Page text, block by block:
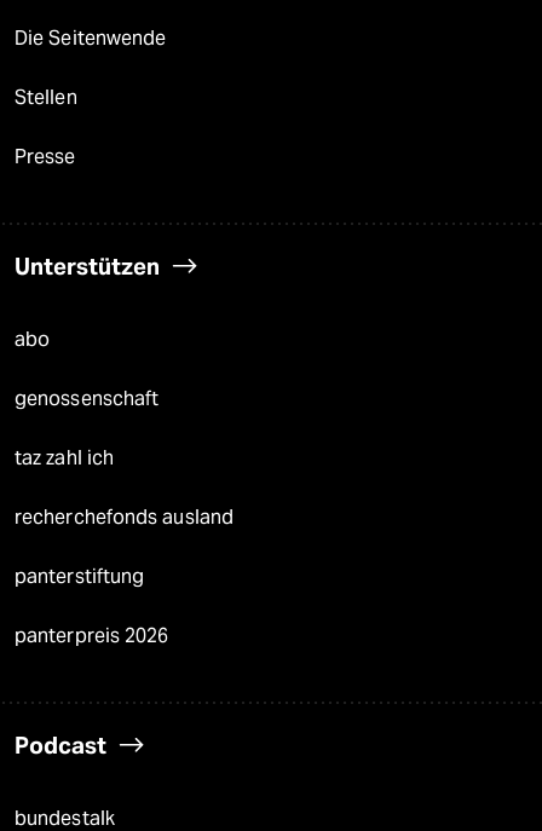
Die Seitenwende
Stellen
Presse
Unterstützen
abo
genossenschaft
taz zahl ich
recherchefonds ausland
panterstiftung
panterpreis 2026
Podcast
bundestalk